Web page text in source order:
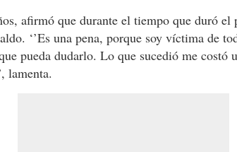
afirmó que durante el tiempo que duró
‘’Es una pena, porque soy víctima de
pueda dudarlo. Lo que sucedió me costó
lamenta.